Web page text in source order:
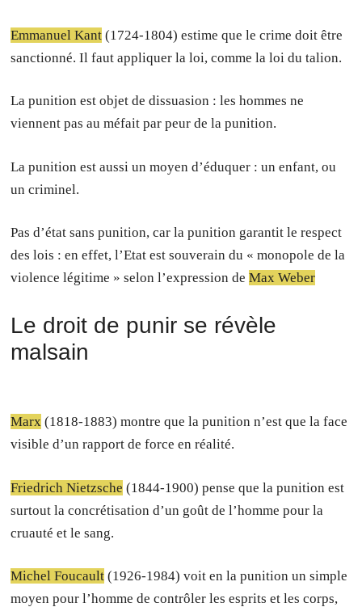
Emmanuel Kant (1724-1804) estime que le crime doit être
sanctionné. Il faut appliquer la loi, comme la loi du talion.
La punition est objet de dissuasion : les hommes ne
viennent pas au méfait par peur de la punition.
La punition est aussi un moyen d’éduquer : un enfant, ou
un criminel.
Pas d’état sans punition, car la punition garantit le respect
des lois : en effet, l’Etat est souverain du « monopole de la
violence légitime » selon l’expression deMax Weber
Le droit de punir se révèle
malsain
Marx (1818-1883) montre que la punition n’est que la face
visible d’un rapport de force en réalité.
Friedrich Nietzsche (1844-1900) pense que la punition est
surtout la concrétisation d’un goût de l’homme pour la
cruauté et le sang.
Michel Foucault (1926-1984) voit en la punition un simple
moyen pour l’homme de contrôler les esprits et les corps,